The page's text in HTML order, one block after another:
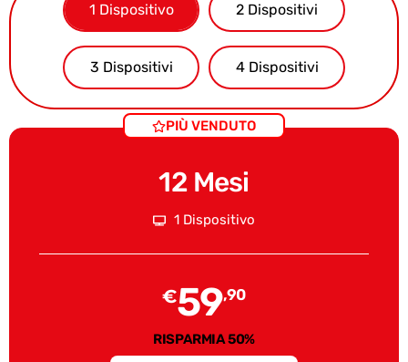
1 Dispositivo 2 Dispositivi
3 Dispositivi 4 Dispositivi
PIÙ VENDUTO
12 Mesi
1 Dispositivo
€59,90
RISPARMIA 50%